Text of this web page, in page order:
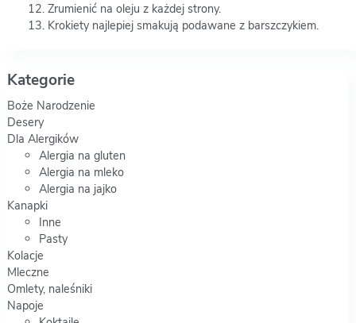
Zrumienić na oleju z każdej strony.
Krokiety najlepiej smakują podawane z barszczykiem.
Kategorie
Boże Narodzenie
Desery
Dla Alergików
Alergia na gluten
Alergia na mleko
Alergia na jajko
Kanapki
Inne
Pasty
Kolacje
Mleczne
Omlety, naleśniki
Napoje